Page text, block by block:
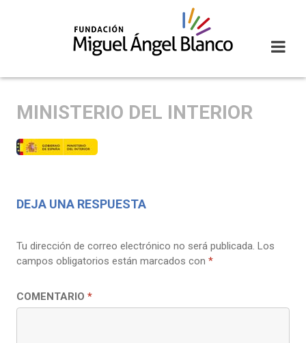
MINISTERIO DEL INTERIOR
DEJA UNA RESPUESTA
Tu dirección de correo electrónico no será publicada. Los
campos obligatorios están marcados con *
COMENTARIO *